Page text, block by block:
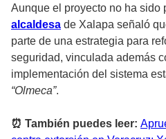
Aunque el proyecto no ha sido
alcaldesa de Xalapa señaló
parte de una estrategia para
seguridad, vinculada además
implementación del sistema
“Olmeca”.
⏰ También puedes leer: